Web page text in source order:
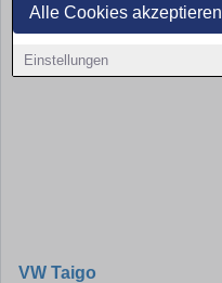
Alle Cookies akzeptieren
Einstellungen
VW Taigo